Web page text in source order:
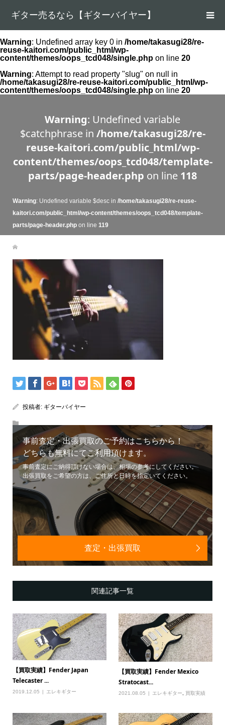
ギター売るなら【ギターバイヤー】
Warning: Undefined array key 0 in /home/takasugi28/re-
reuse-kaitori.com/public_html/wp-
content/themes/oops_tcd048/single.php on line 20
Warning: Attempt to read property "slug" on null in
/home/takasugi28/re-reuse-kaitori.com/public_html/wp-
content/themes/oops_tcd048/single.php on line 20
Warning: Undefined variable
$catchphrase in /home/takasugi28/re-
reuse-kaitori.com/public_html/wp-
content/themes/oops_tcd048/template-
parts/page-header.php on line 118
Warning: Undefined variable $desc in /home/takasugi28/re-reuse-
kaitori.com/public_html/wp-content/themes/oops_tcd048/template-
parts/page-header.phpon line 119
投稿者: ギターバイヤー
事前査定・出張買取のご予約はこちらから！
どちらも無料にてご利用頂けます。
事前査定にご納得頂けない場合は、相場の参考にしてください。
出張買取をご希望の方は、ご住所と日時を指定いてください。
査定・出張買取
関連記事一覧
【買取実績】Fender Japan
Telecaster ...
2019.12.05 エレキギター
【買取実績】Fender Mexico
Stratocast...
2021.08.05 エレキギター 買取実績